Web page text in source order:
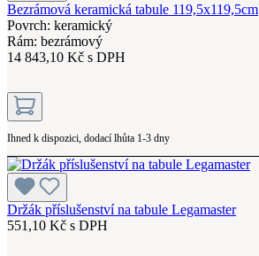
Bezrámová keramická tabule 119,5x119,5cm
Povrch: keramický
Rám: bezrámový
14 843,10 Kč s DPH
Ihned k dispozici, dodací lhůta 1-3 dny
Držák příslušenství na tabule Legamaster
551,10 Kč s DPH